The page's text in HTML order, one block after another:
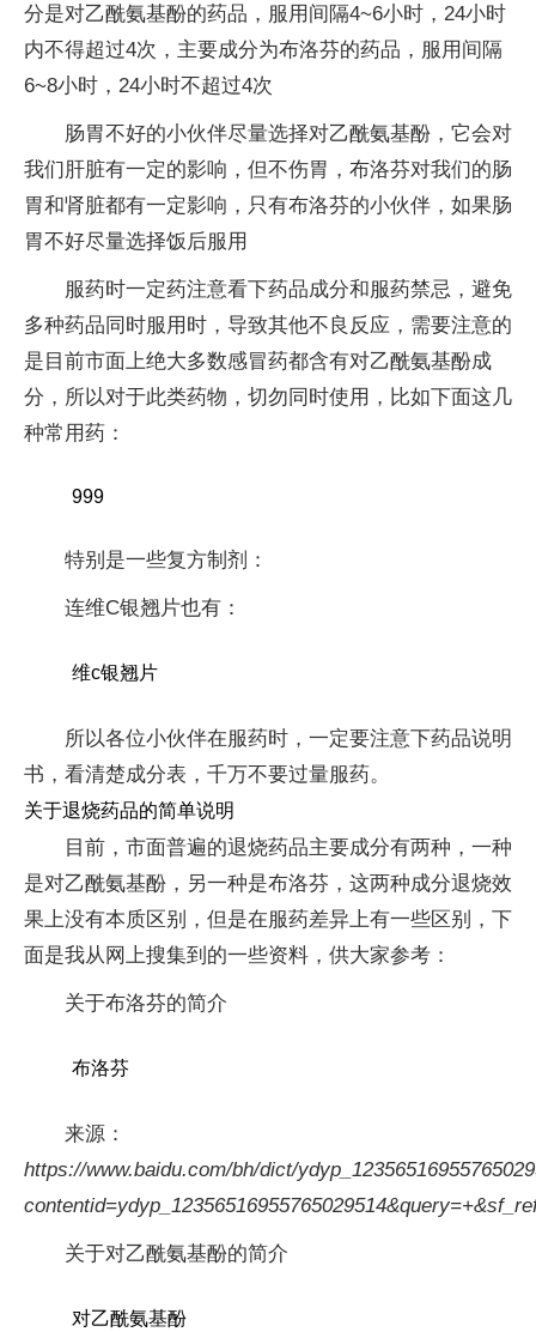
分是对乙酰氨基酚的药品，服用间隔4~6小时，24小时
内不得超过4次，主要成分为布洛芬的药品，服用间隔
6~8小时，24小时不超过4次
肠胃不好的小伙伴尽量选择对乙酰氨基酚，它会对
我们肝脏有一定的影响，但不伤胃，布洛芬对我们的肠
胃和肾脏都有一定影响，只有布洛芬的小伙伴，如果肠
胃不好尽量选择饭后服用
服药时一定药注意看下药品成分和服药禁忌，避免
多种药品同时服用时，导致其他不良反应，需要注意的
是目前市面上绝大多数感冒药都含有对乙酰氨基酚成
分，所以对于此类药物，切勿同时使用，比如下面这几
种常用药：
999
特别是一些复方制剂：
连维C银翘片也有：
维c银翘片
所以各位小伙伴在服药时，一定要注意下药品说明
书，看清楚成分表，千万不要过量服药。
关于退烧药品的简单说明
目前，市面普遍的退烧药品主要成分有两种，一种
是对乙酰氨基酚，另一种是布洛芬，这两种成分退烧效
果上没有本质区别，但是在服药差异上有一些区别，下
面是我从网上搜集到的一些资料，供大家参考：
关于布洛芬的简介
布洛芬
来源：
https://www.baidu.com/bh/dict/
关于对乙酰氨基酚的简介
对乙酰氨基酚